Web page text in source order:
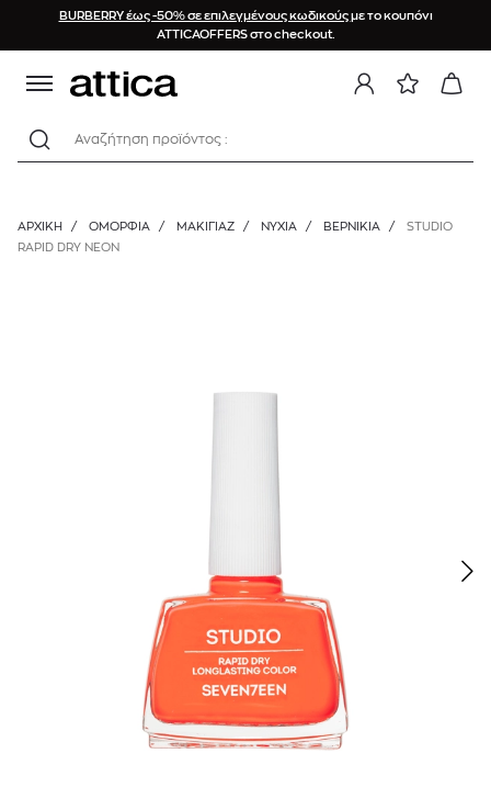
BURBERRY έως -50% σε επιλεγμένους κωδικούςμε το κουπόνι
ATTICAOFFERS στο checkout.
Αναζήτηση προϊόντος :
ΑΡΧΙΚΉ / ΟΜΟΡΦΙΑ / ΜΑΚΙΓΙΑΖ / ΝΎΧΙΑ / ΒΕΡΝΊΚΙΑ /
STUDIO
RAPID DRY NEON